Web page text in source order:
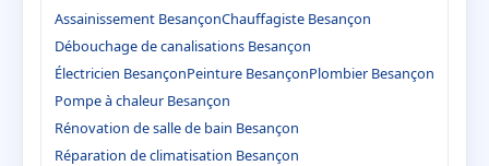
Assainissement BesançonChauffagiste Besançon
Débouchage de canalisations Besançon
Électricien BesançonPeinture BesançonPlombier Besançon
Pompe à chaleur Besançon
Rénovation de salle de bain Besançon
Réparation de climatisation Besançon